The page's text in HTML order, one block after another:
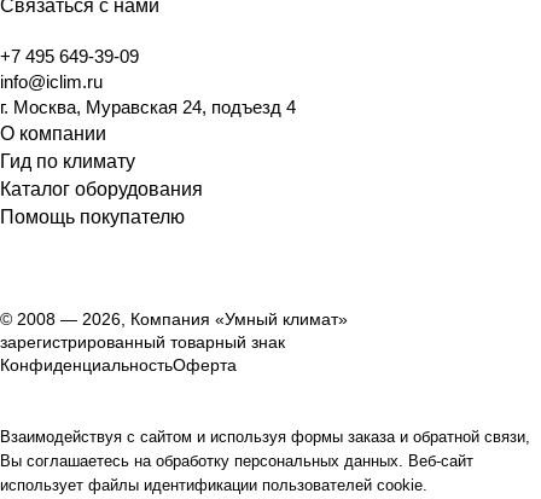
Связаться с нами
+7 495 649-39-09
info@iclim.ru
г. Москва, Муравская 24, подъезд 4
О компании
Гид по климату
Каталог оборудования
Помощь покупателю
© 2008 — 2026, Компания «Умный климат»
зарегистрированный товарный знак
КонфиденциальностьОферта
Взаимодействуя с сайтом и используя формы заказа и обратной связи,
Вы соглашаетесь на обработку персональных данных. Веб-сайт
использует файлы идентификации пользователей cookie.